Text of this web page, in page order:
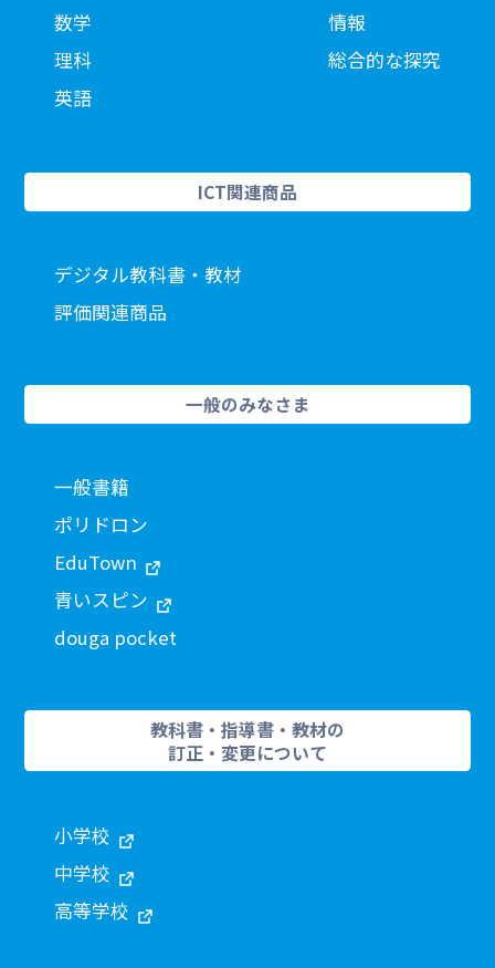
数学
理科
英語
情報
総合的な探究
ICT関連商品
デジタル教科書・教材
評価関連商品
一般のみなさま
一般書籍
ポリドロン
EduTown
青いスピン
douga pocket
教科書・指導書・教材の
訂正・変更について
小学校
中学校
高等学校